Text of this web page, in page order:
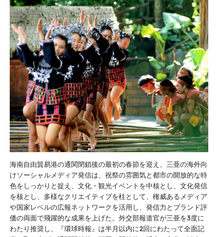
海南自由貿易港の通関閉鎖後の最初の春節を迎え、三亜の海外向
けソーシャルメディア発信は、祝祭の雰囲気と都市の開放的な特
色をしっかりと捉え、文化・観光イベントを中核とし、文化発信
を核とし、多様なクリエイティブを柱として、権威あるメディア
や国家レベルの広報ネットワークを活用し、発信力とブランド評
価の両面で飛躍的な成果を上げた。外交部報道官が三亜を3度に
わたり推奨し、『環球時報』は半月以内に2回にわたって全面記